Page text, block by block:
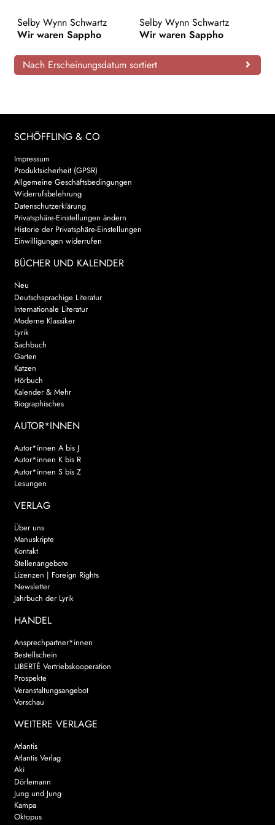
AKTUELLES
WEITERE VERLAGE
Search:
Selby Wynn Schwartz
Wir waren Sappho
Selby Wynn Schwartz
Wir waren Sappho
Nach Erscheinungsdatum sortiert
SCHÖFFLING & CO
Impressum
Produktsicherheit (GPSR)
Allgemeine Geschäftsbedingungen
Widerrufsbelehrung
Datenschutzerklärung
Privatsphäre-Einstellungen ändern
Historie der Privatsphäre-Einstellungen
Einwilligungen widerrufen
BÜCHER UND KALENDER
Neu
Deutschsprachige Literatur
Internationale Literatur
Moderne Klassiker
Lyrik
Sachbuch
Garten
Katzen
Hörbuch
Kalender & Mehr
Biographisches
AUTOR*INNEN
Autor*innen A bis J
Autor*innen K bis R
Autor*innen S bis Z
Lesungen
VERLAG
Über uns
Manuskripte
Kontakt
Stellenangebote
Lizenzen | Foreign Rights
Newsletter
Jahrbuch der Lyrik
HANDEL
Ansprechpartner*innen
Bestellschein
LIBERTÉ Vertriebskooperation
Prospekte
Veranstaltungsangebot
Vorschau
WEITERE VERLAGE
Atlantis
Atlantis Verlag
Aki
Dörlemann
Jung und Jung
Kampa
Oktopus